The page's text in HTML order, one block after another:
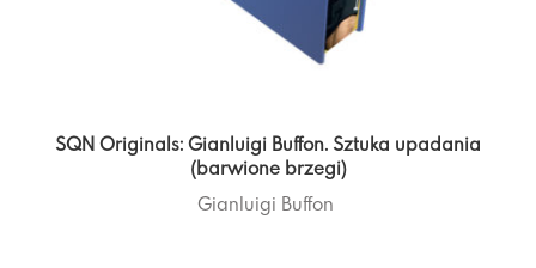
SQN Originals: Gianluigi Buffon. Sztuka upadania
(barwione brzegi)
Gianluigi Buffon